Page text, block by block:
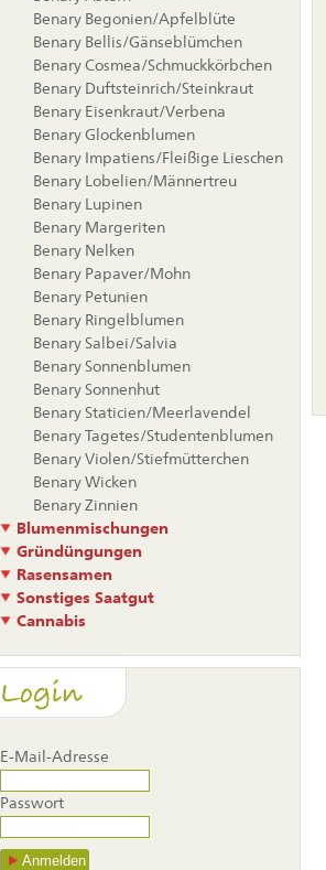
Benary Begonien/Apfelblüte
Benary Bellis/Gänseblümchen
Benary Cosmea/Schmuckkörbchen
Benary Duftsteinrich/Steinkraut
Benary Eisenkraut/Verbena
Benary Glockenblumen
Benary Impatiens/Fleißige Lieschen
Benary Lobelien/Männertreu
Benary Lupinen
Benary Margeriten
Benary Nelken
Benary Papaver/Mohn
Benary Petunien
Benary Ringelblumen
Benary Salbei/Salvia
Benary Sonnenblumen
Benary Sonnenhut
Benary Staticien/Meerlavendel
Benary Tagetes/Studentenblumen
Benary Violen/Stiefmütterchen
Benary Wicken
Benary Zinnien
Blumenmischungen
Gründüngungen
Rasensamen
Sonstiges Saatgut
Cannabis
Login
E-Mail-Adresse
Passwort
Anmelden